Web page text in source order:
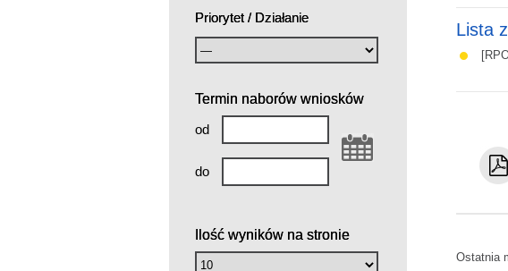
Priorytet / Działanie
Termin naborów wniosków
od
do
Ilość wyników na stronie
Lista
Ostatnia